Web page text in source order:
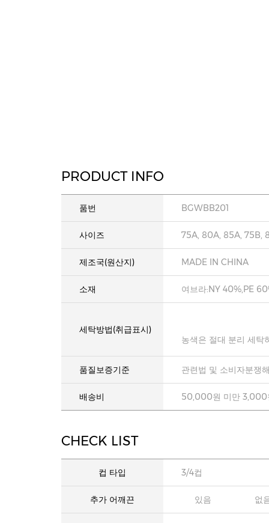
PRODUCT INFO
품번 BGWBB201
사이즈 75A, 80A, 85A, 75B,
제조국(원산지) MADE IN CHINA
소재 여브라:NY 40%,PE
세탁방법(취급표시)
농색은 절대 분리 세탁
품질보증기준 관련법 및 소비자분쟁
배송비 50,000원 미만 3,000
CHECK LIST
컵 타입 3/4컵
추가 어깨끈 있음 없